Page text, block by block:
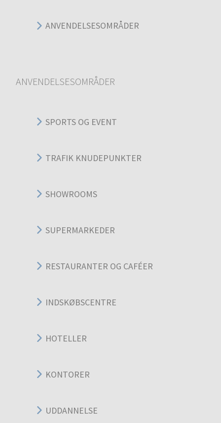
ANVENDELSESOMRÅDER
ANVENDELSESOMRÅDER
SPORTS OG EVENT
TRAFIK KNUDEPUNKTER
SHOWROOMS
SUPERMARKEDER
RESTAURANTER OG CAFÉER
INDSKØBSCENTRE
HOTELLER
KONTORER
UDDANNELSE